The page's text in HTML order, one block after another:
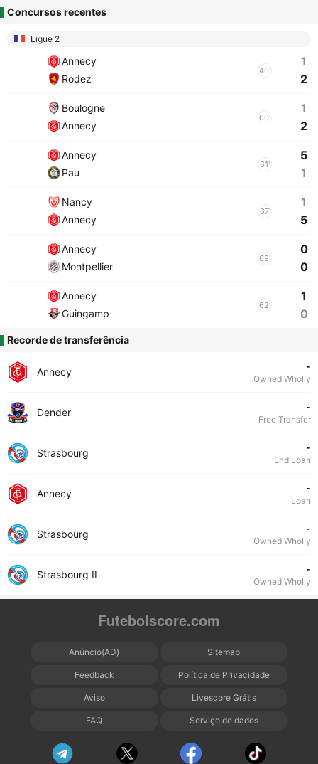
Concursos recentes
Ligue 2
Annecy
Rodez
46'
1
2
Boulogne
Annecy
60'
1
2
Annecy
Pau
61'
5
1
Nancy
Annecy
67'
1
5
Annecy
Montpellier
69'
0
0
Annecy
Guingamp
62'
1
0
Recorde de transferência
Annecy -
Owned Wholly
Dender -
Free Transfer
Strasbourg -
End Loan
Annecy -
Loan
Strasbourg -
Owned Wholly
Strasbourg II -
Owned Wholly
Futebolscore.com
Anúncio(AD) Sitemap
Feedback Política de Privacidade
Aviso Livescore Grátis
FAQ Serviço de dados